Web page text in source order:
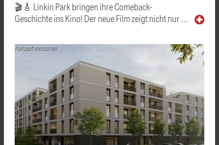
🎬🎸 Linkin Park bringen ihre Comeback-
Geschichte ins Kino! Der neue Film zeigt nicht nur …
Konzept Immobilien